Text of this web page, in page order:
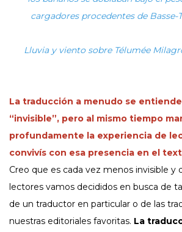
cargadores procedentes de Basse-
Lluvia y viento sobre Télumée
La traducción a menudo se
“invisible”, pero al mismo tiempo
profundamente la experiencia de
convivís con esa presencia en el
Creo que es cada vez menos invisible y
lectores vamos decididos en busca de
de un traductor en particular o de las
nuestras editoriales favoritas. La